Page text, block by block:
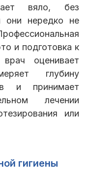
вяло, без
они нередко не
и подготовка к
оценивает
глубину
и принимает
лечении
или
гигиены